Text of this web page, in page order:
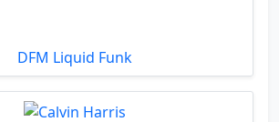
DFM Liquid Funk